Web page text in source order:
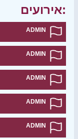
אירועים:
ADMIN
ADMIN
ADMIN
ADMIN
ADMIN